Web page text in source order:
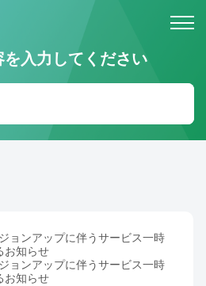
のお問い合わせ
議にて対応いたします。
入力してください
ョンアップに伴うサービス一時
お知らせ
ョンアップに伴うサービス一時
お知らせ